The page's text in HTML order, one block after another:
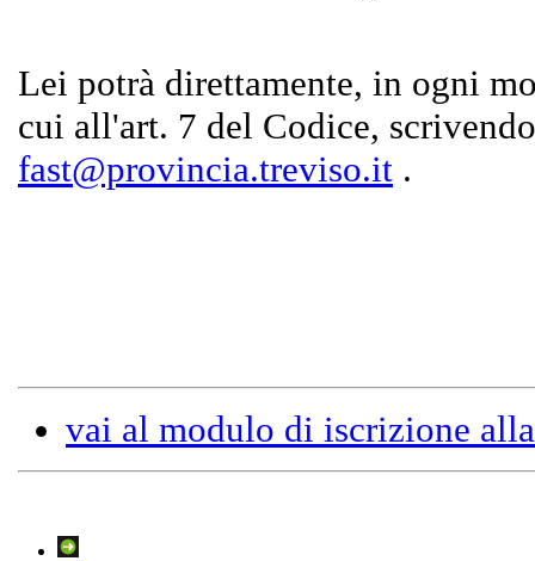
Lei potrà direttamente, in ogni
cui all'art. 7 del Codice,
fast@provincia.treviso.it .
vai al modulo di iscrizione